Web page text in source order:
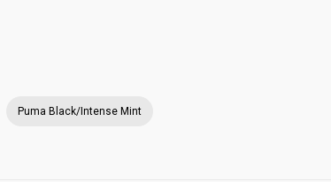
Puma Black/Intense Mint